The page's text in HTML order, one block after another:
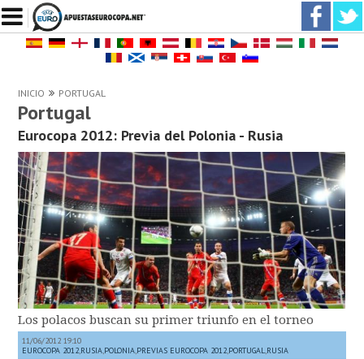
INICIO PORTUGAL
Portugal
Eurocopa 2012: Previa del Polonia - Rusia
Los polacos buscan su primer triunfo en el torneo
11/06/2012 19:10
EUROCOPA 2012,RUSIA,POLONIA,PREVIAS EUROCOPA 2012,PORTUGAL,RUSIA